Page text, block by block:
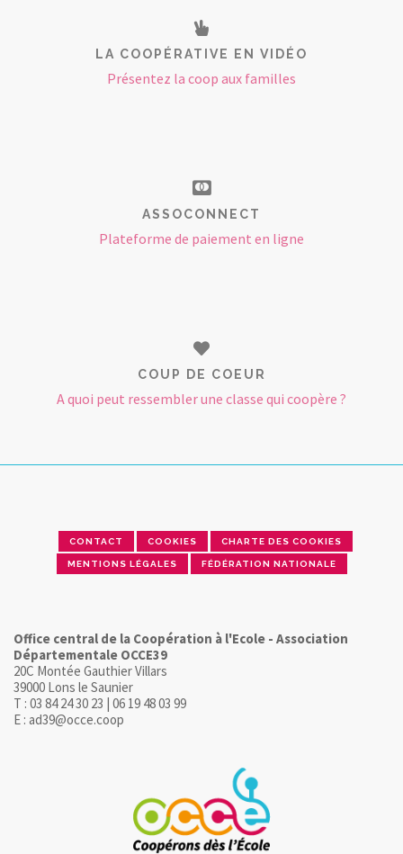
LA COOPÉRATIVE EN VIDÉO
Présentez la coop aux familles
ASSOCONNECT
Plateforme de paiement en ligne
COUP DE COEUR
A quoi peut ressembler une classe qui coopère ?
CONTACT COOKIES CHARTE DES COOKIES
MENTIONS LÉGALES FÉDÉRATION NATIONALE
Office central de la Coopération à l'Ecole - Association
Départementale OCCE39
20C Montée Gauthier Villars
39000 Lons le Saunier
T : 03 84 24 30 23 | 06 19 48 03 99
E : ad39@occe.coop